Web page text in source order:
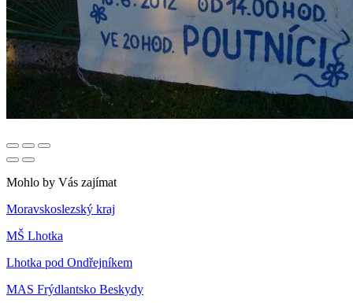
Mohlo by Vás zajímat
Moravskoslezský kraj
MŠ Lhotka
Lhotka pod Ondřejníkem
MAS Frýdlantsko Beskydy